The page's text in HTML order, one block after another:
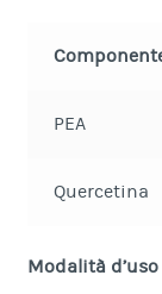
PEA
Quercetina
Modalità d’uso